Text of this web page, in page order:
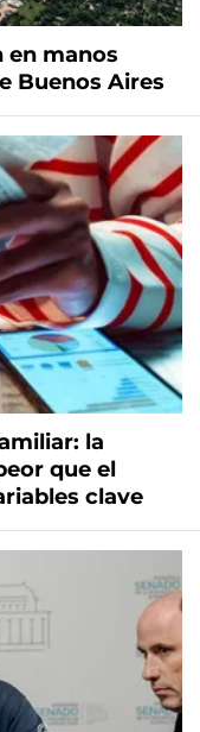
en manos
Buenos Aires
la
que el
clave